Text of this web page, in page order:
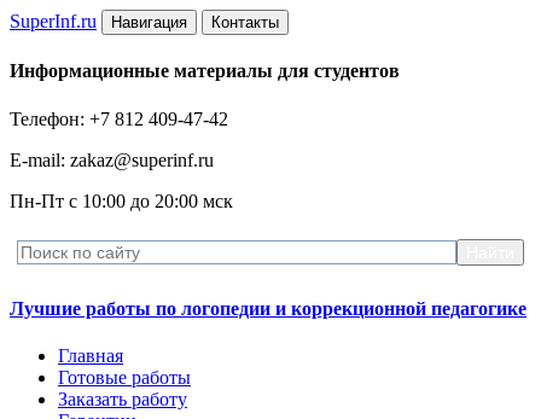
SuperInf.ru Навигация Контакты
Информационные материалы для студентов
Телефон: +7 812 409-47-42
E-mail: zakaz@superinf.ru
Пн-Пт с 10:00 до 20:00 мск
Лучшие работы по логопедии и коррекционной педагогике
Главная
Готовые работы
Заказать работу